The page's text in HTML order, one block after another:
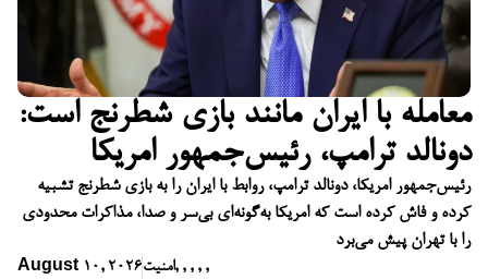
معامله با ایران مانند بازی شطرنج است:
دونالد ترامپ، رئیس‌جمهور امریکا
رئیس‌جمهور امریکا، دونالد ترامپ، روابط با ایران را به بازی شطرنج تشبیه
کرده و فاش کرده است که امریکا به‌گونه‌ای بی‌سر و صدا، مذاکرات محدودی
را با تهران پیش می‌برد
August 10, 2026امنیت, , , , ,